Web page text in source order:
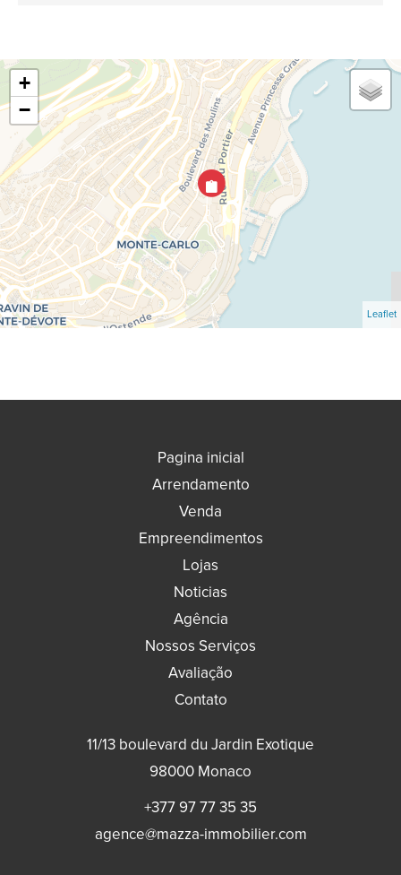
+
−
Leaflet
Pagina inicial
Arrendamento
Venda
Empreendimentos
Lojas
Noticias
Agência
Nossos Serviços
Avaliação
Contato
11/13 boulevard du Jardin Exotique
98000 Monaco
+377 97 77 35 35
agence@mazza-immobilier.com